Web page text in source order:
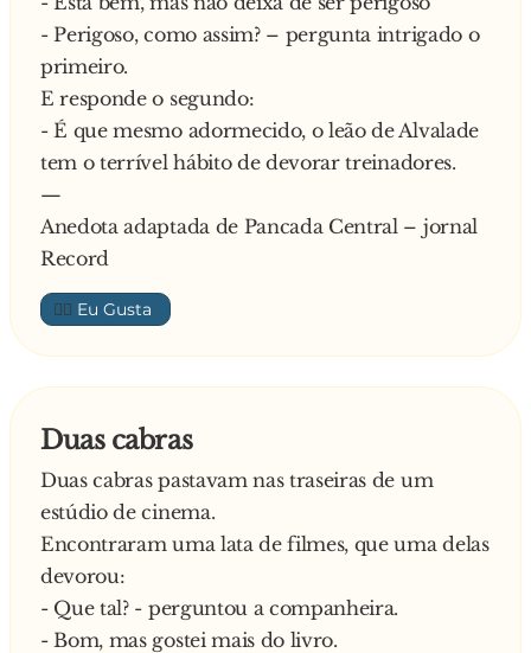
- Perigoso, como assim? – pergunta intrigado o
primeiro.
E responde o segundo:
- É que mesmo adormecido, o leão de Alvalade
tem o terrível hábito de devorar treinadores.
—
Anedota adaptada de Pancada Central – jornal
Record
👍🏼
Duas cabras
Duas cabras pastavam nas traseiras de um
estúdio de cinema.
Encontraram uma lata de filmes, que uma delas
devorou:
- Que tal? - perguntou a companheira.
- Bom, mas gostei mais do livro.